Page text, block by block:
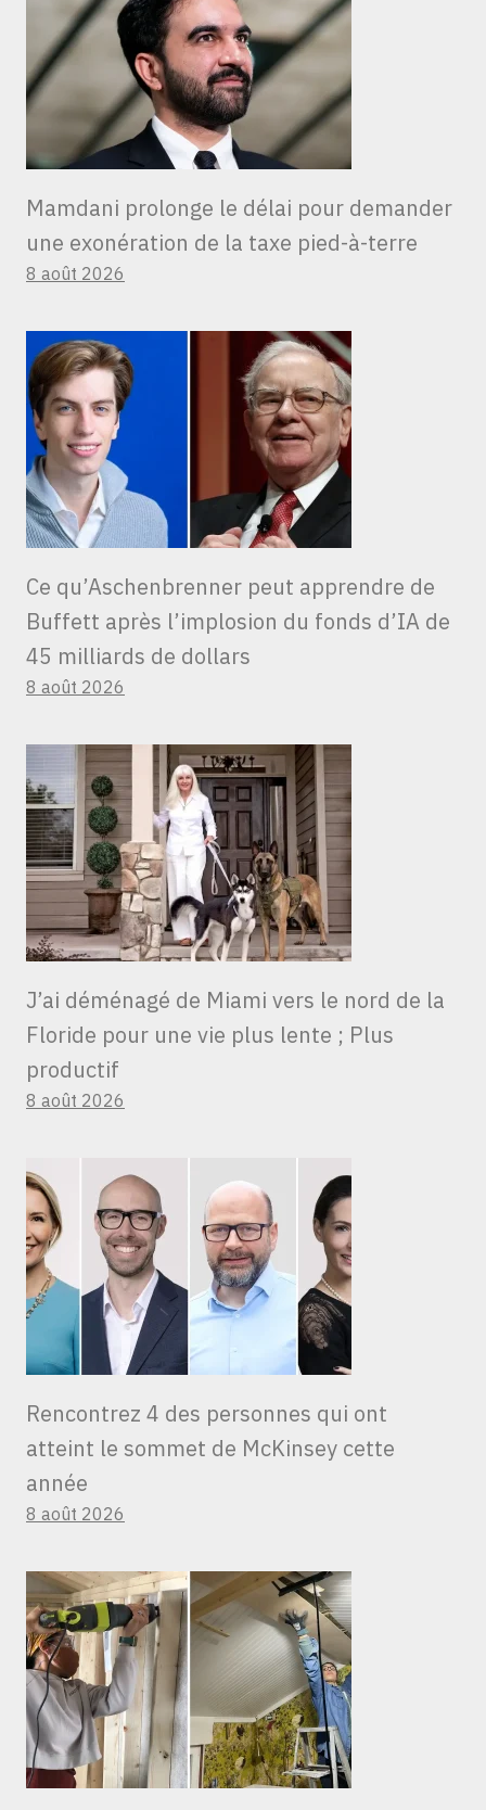
Mamdani prolonge le délai pour demander
une exonération de la taxe pied-à-terre
8 août 2026
Ce qu’Aschenbrenner peut apprendre de
Buffett après l’implosion du fonds d’IA de
45 milliards de dollars
8 août 2026
J’ai déménagé de Miami vers le nord de la
Floride pour une vie plus lente ; Plus
productif
8 août 2026
Rencontrez 4 des personnes qui ont
atteint le sommet de McKinsey cette
année
8 août 2026